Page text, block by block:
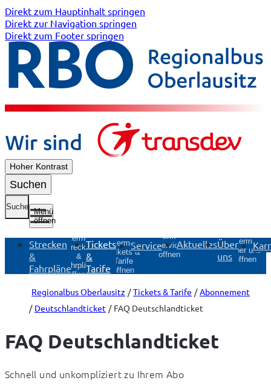
Direkt zum Hauptinhalt springen
Direkt zur Navigation springen
Direkt zum Footer springen
Hoher Kontrast
Suchen
Suche
Menü
öffnen
Strecken
&
Fahrpläne
Untermenü
Strecken
&
Fahrpläne
öffnen
Tickets
&
Tarife
Untermenü
Tickets &
Tarife
öffnen
Service
Untermenü
Service
öffnen
AktuellesÜber
uns
Untermenü
Über uns
öffnen
Regionalbus Oberlausitz Tickets & Tarife
Abonnement
Deutschlandticket
FAQ Deutschlandticket
FAQ Deutschlandticket
Schnell und unkompliziert zu Ihrem Abo